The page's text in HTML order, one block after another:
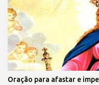
Oração para afastar e